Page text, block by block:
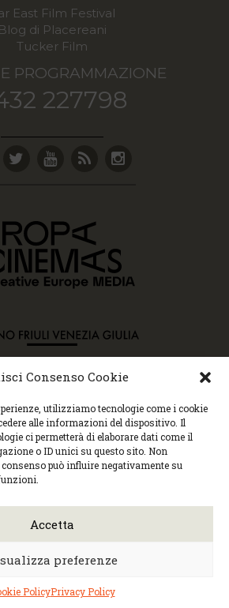
Consenso Cookie
utilizziamo tecnologie come i cookie
alle informazioni del dispositivo. Il
ci permetterà di elaborare dati come il
o ID unici su questo sito. Non
può influire negativamente su
Accetta
preferenze
PolicyPrivacy Policy
East Film Festival
Blog di Placereani
Tucker Film
PROGRAMMAZIONE
227798
Cec, Tutti i diritti riservati. Nessun
copiato o manipolato. Accedendo al
la Policy sulla privacy e la Policy sui
contenuti.
cinematografiche, via Villalta, 24 |
0432 299545 | P.Iva 01295290306 |
cec@cecudine.org
504240
Monica Faccio| Built by